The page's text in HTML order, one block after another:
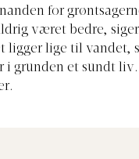
for
været bedre,
ligger lige til vandet,
i grunden et sundt